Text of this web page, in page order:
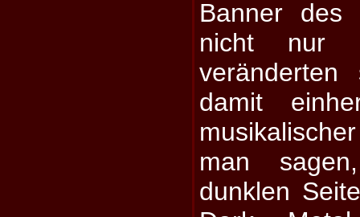
Banner des
nicht nur
damit
man
dunklen